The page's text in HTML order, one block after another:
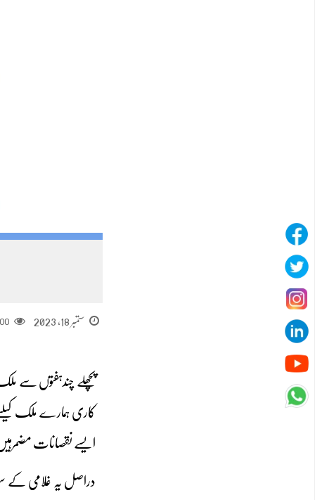
ستمبر 18, 2023
پچھلے چندہفتوں سے
کاری ہمارے ملک
ایسے نقصانات
دراصل یہ غلامی کے